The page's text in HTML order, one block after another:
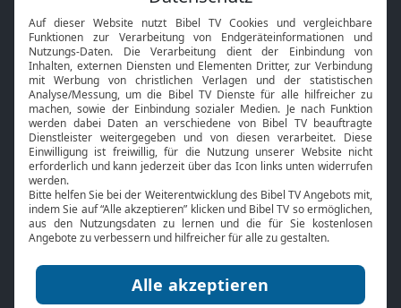
Neuigkeiten
Smart TV
HbbTV
Bibelthek Online-Bibel
Nächster Gottesdienst
Bibel TV
Über uns
Jobs
Mediadaten
Service
Kontakt
TV-Empfang